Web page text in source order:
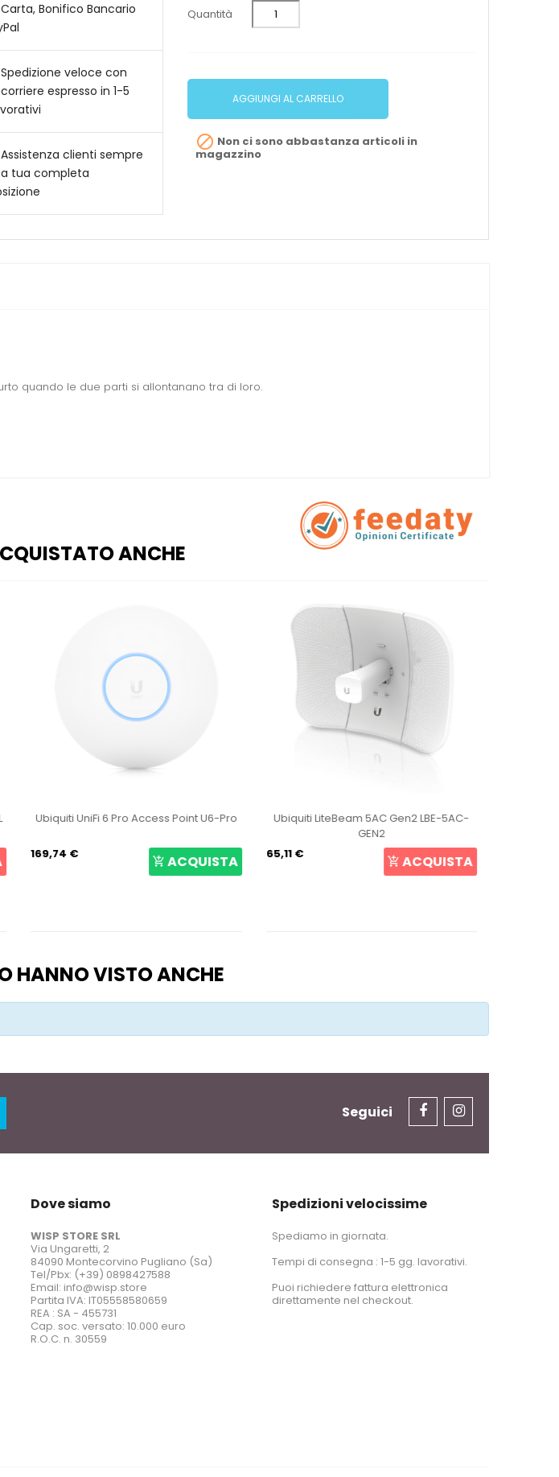
Quantità
AGGIUNGI AL CARRELLO
 Non ci sono abbastanza articoli in
magazzino
Carta, Bonifico Bancario
Spedizione veloce con
corriere espresso in 1-5
Assistenza clienti sempre
a tua completa
quando le due parti si allontanano tra di loro.
ANCHE
Ubiquiti UniFi 6 Pro Access Point U6-Pro
169,74 € ACQUISTA
Ubiquiti LiteBeam 5AC Gen2 LBE-5AC-
GEN2
65,11 €
ACQUISTA
HANNO VISTO ANCHE
Seguici
Dove siamo
WISP STORE SRL
Via Ungaretti, 2
84090 Montecorvino Pugliano (Sa)
Tel/Pbx: (+39) 0898427588
Email: info@wisp.store
Partita IVA: IT05558580659
REA : SA - 455731
Cap. soc. versato: 10.000 euro
R.O.C. n. 30559
Spedizioni velocissime
Spediamo in giornata.
Tempi di consegna : 1-5 gg. lavorativi.
Puoi richiedere fattura elettronica
direttamente nel checkout.